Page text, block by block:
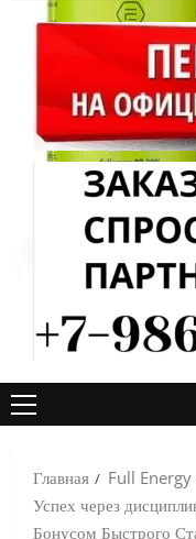
ОСНОВНОЕ
Главная
Full Energy
Успех через
Бонусом Быстрого